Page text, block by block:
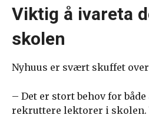
Viktig å ivareta
skolen
Nyhuus er svært skuffet over
– Det er stort behov for både
rekruttere lektorer i skolen.